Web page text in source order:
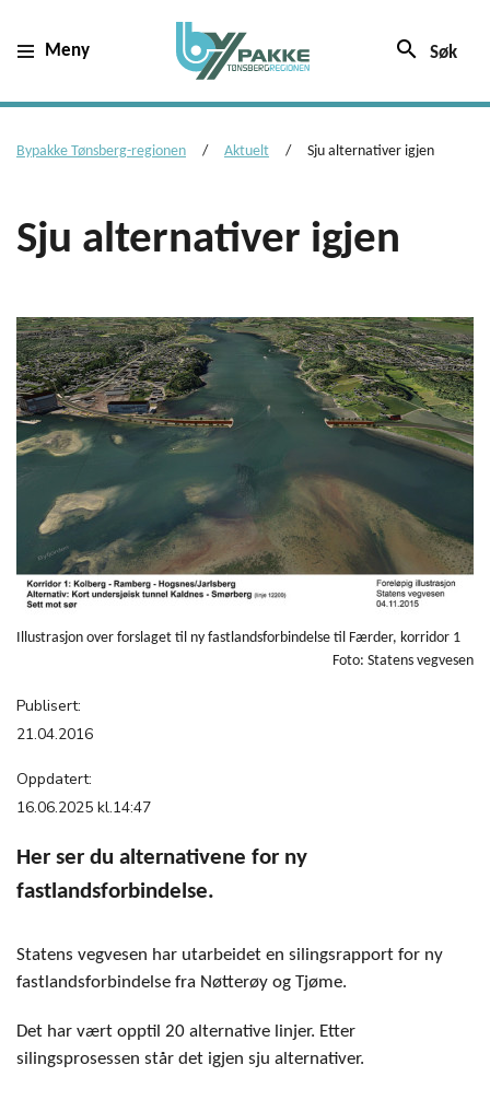
Meny search Søk
Bypakke Tønsberg-regionen Aktuelt Sju alternativer igjen
Sju alternativer igjen
Illustrasjon over forslaget til ny fastlandsforbindelse til Færder, korridor 1
Foto: Statens vegvesen
Publisert:
21.04.2016
Oppdatert:
16.06.2025 kl.14:47
Her ser du alternativene for ny
fastlandsforbindelse.
Statens vegvesen har utarbeidet en silingsrapport for ny
fastlandsforbindelse fra Nøtterøy og Tjøme.
Det har vært opptil 20 alternative linjer. Etter
silingsprosessen står det igjen sju alternativer.